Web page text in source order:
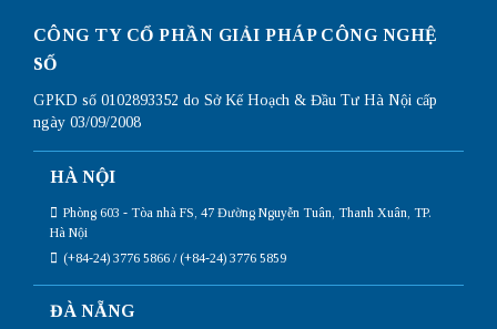
CÔNG TY CỔ PHẦN GIẢI PHÁP CÔNG NGHỆ
SỐ
GPKD số 0102893352 do Sở Kế Hoạch & Đầu Tư Hà Nội cấp
ngày 03/09/2008
HÀ NỘI
Phòng 603 - Tòa nhà FS, 47 Đường Nguyễn Tuân, Thanh Xuân, TP.
Hà Nội
(+84-24) 3776 5866 / (+84-24) 3776 5859
ĐÀ NẴNG